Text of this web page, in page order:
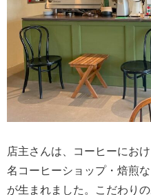
店主さんは、コーヒーにお
名コーヒーショップ・焙煎
が生まれました。こだわり